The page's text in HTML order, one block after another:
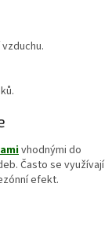
vhodnými do
Často se využívají
efekt.